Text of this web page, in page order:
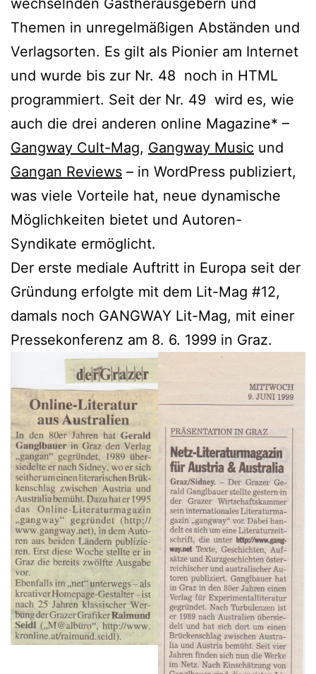
wechselnden Gastherausgebern und
Themen in unregelmäßigen Abständen und
Verlagsorten. Es gilt als Pionier am Internet
und wurde bis zur Nr. 48 noch in HTML
programmiert. Seit der Nr. 49 wird es, wie
auch die drei anderen online Magazine* –
Gangway Cult-Mag, Gangway Music und
Gangan Reviews – in WordPress publiziert,
was viele Vorteile hat, neue dynamische
Möglichkeiten bietet und Autoren-
Syndikate ermöglicht.
Der erste mediale Auftritt in Europa seit der
Gründung erfolgte mit dem Lit-Mag #12,
damals noch GANGWAY Lit-Mag, mit einer
Pressekonferenz am 8. 6. 1999 in Graz.